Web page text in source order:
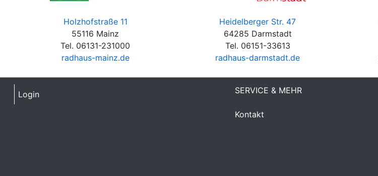
Holzhofstraße 11
55116 Mainz
Tel. 06131-231000
radhaus-mainz.de
Heidelberger Str. 47
64285 Darmstadt
Tel. 06151-33613
radhaus-darmstadt.de
Login SERVICE & MEHR
Kontakt